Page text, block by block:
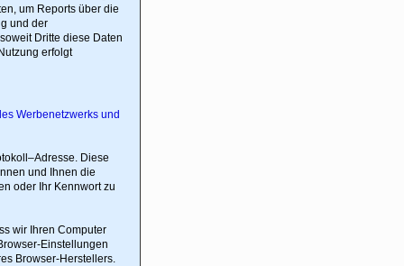
um Reports über die
und der
Dritte diese Daten
erfolgt
Werbenetzwerks und
Diese
und Ihnen die
oder Ihr Kennwort zu
wir Ihren Computer
Einstellungen
Browser-Herstellers.